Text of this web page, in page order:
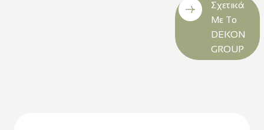
Σχετικά
Με Το
DEKON
GROUP